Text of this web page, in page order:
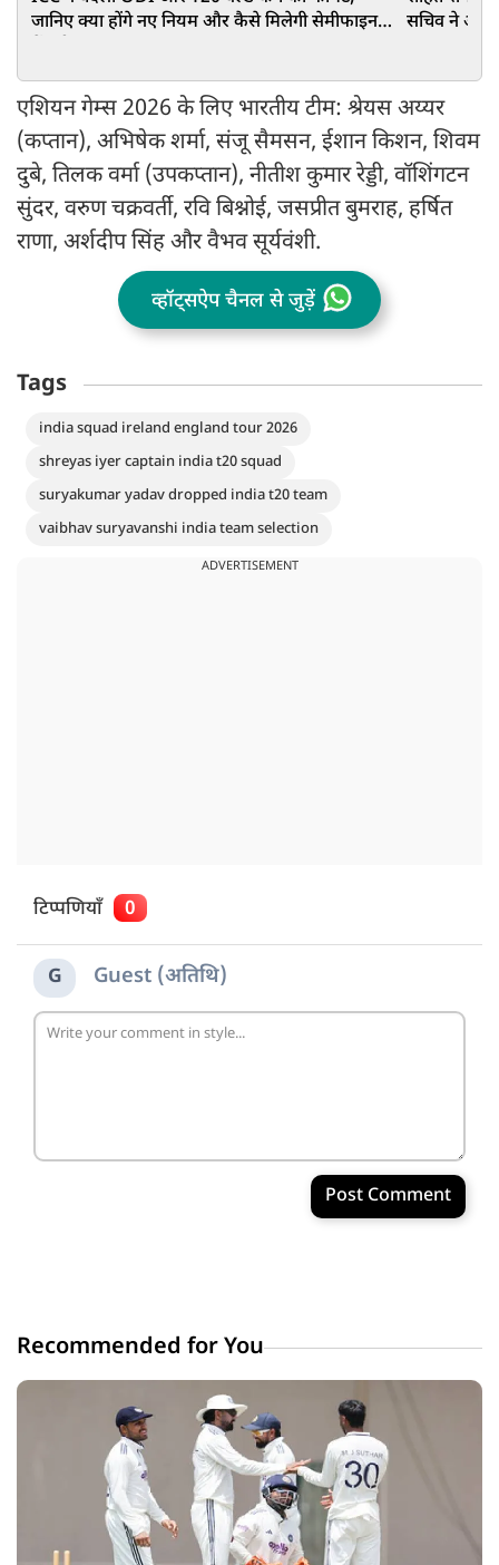
जानिए क्या होंगे नए नियम और कैसे मिलेगी सेमीफाइनल
सचिव ने
एशियन गेम्स 2026 के लिए भारतीय टीम: श्रेयस अय्यर
(कप्तान), अभिषेक शर्मा, संजू सैमसन, ईशान किशन, शिवम
दुबे, तिलक वर्मा (उपकप्तान), नीतीश कुमार रेड्डी, वॉशिंगटन
सुंदर, वरुण चक्रवर्ती, रवि बिश्नोई, जसप्रीत बुमराह, हर्षित
राणा, अर्शदीप सिंह और वैभव सूर्यवंशी.
व्हॉट्सऐप चैनल से जुड़ें
Tags
india squad ireland england tour 2026
shreyas iyer captain india t20 squad
suryakumar yadav dropped india t20 team
vaibhav suryavanshi india team selection
ADVERTISEMENT
टिप्पणियाँ 0
G Guest (अतिथि)
Post Comment
Recommended for You